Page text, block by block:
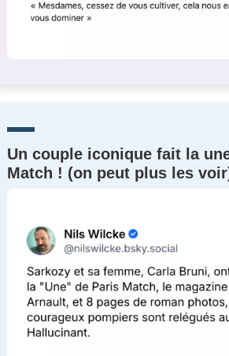
Un couple iconique fait la
Match ! (on peut plus les